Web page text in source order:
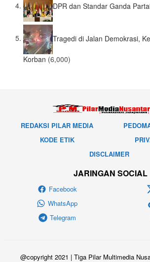
DPR dan Standar Ganda
Tragedi di Jalan Demokrasi,
Korban (6,000)
REDAKSI PILAR MEDIA
KODE ETIK
DISCLAIMER
JARINGAN SOCIAL
Facebook
WhatsApp
Telegram
@copyright 2021 | Tiga Pilar Multimedia